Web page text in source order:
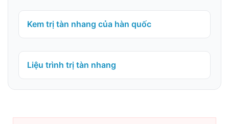
Kem trị tàn nhang của hàn quốc
Liệu trình trị tàn nhang